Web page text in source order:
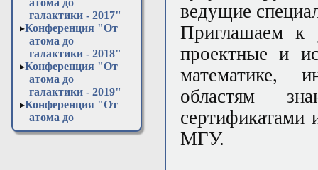
атома до
галактики - 2017"
Конференция "От
атома до
галактики - 2018"
Конференция "От
атома до
галактики - 2019"
Конференция "От
атома до
галактики - 2020"
ведущие
Приглашаем к
проектные и
математике,
областям
сертификатами
МГУ.